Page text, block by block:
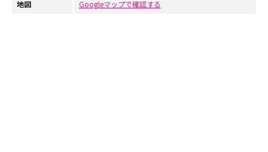
地図 Googleマップで確認する